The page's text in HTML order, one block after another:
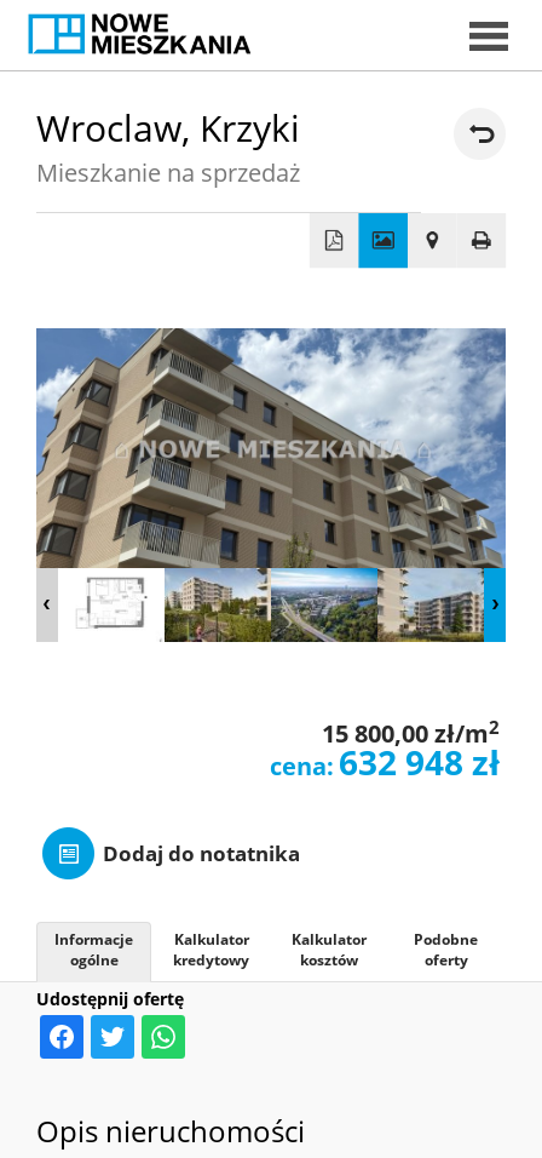
DORADCY
O
Wroclaw, Krzyki
Mieszkanie na sprzedaż
−
Leaflet |© MapTiler©OpenStreetMapcontributors
15 800,00 zł/m2
cena: 632 948 zł
Dodaj do notatnika
Udostępnij ofertę
Informacje
ogólne
Kalkulator
kredytowy
Kalkulator
kosztów
Podobne
oferty
Opis nieruchomości